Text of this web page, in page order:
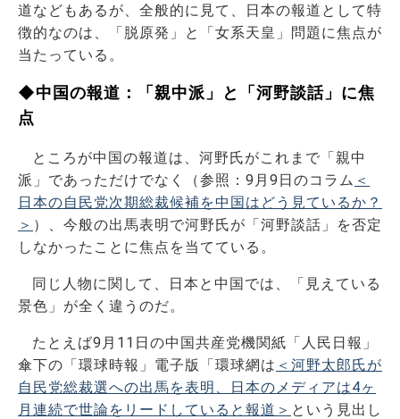
道などもあるが、全般的に見て、日本の報道として特
徴的なのは、「脱原発」と「女系天皇」問題に焦点が
当たっている。
◆中国の報道：「親中派」と「河野談話」に焦
点
ところが中国の報道は、河野氏がこれまで「親中
派」であっただけでなく（参照：9月9日のコラム ＜
日本の自民党次期総裁候補を中国はどう見ているか？
＞ ）、今般の出馬表明で河野氏が「河野談話」を否定
しなかったことに焦点を当てている。
同じ人物に関して、日本と中国では、「見えている
景色」が全く違うのだ。
たとえば9月11日の中国共産党機関紙「人民日報」
傘下の「環球時報」電子版「環球網は ＜河野太郎氏が
自民党総裁選への出馬を表明、日本のメディアは4ヶ
月連続で世論をリードしていると報道＞ という見出し